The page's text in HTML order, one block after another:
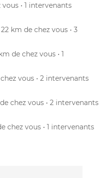
vous • 1 intervenants
22 km de chez vous • 3
de chez vous • 1
chez vous • 2 intervenants
chez vous • 2 intervenants
chez vous • 1 intervenants